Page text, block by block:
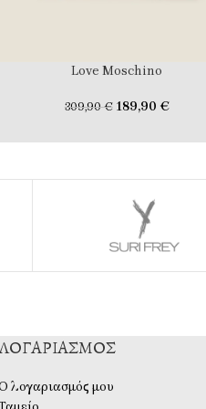
Love Moschino
309,90€ 189,90 €
λογαριασμός μου